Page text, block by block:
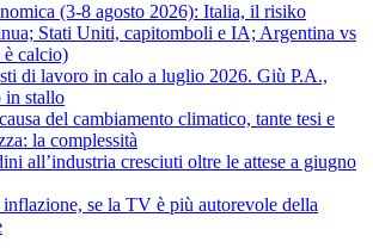
(3-8 agosto 2026): Italia, il risiko
Stati Uniti, capitomboli e IA; Argentina vs
è calcio)
di lavoro in calo a luglio 2026. Giù P.A.,
in stallo
del cambiamento climatico, tante tesi e
la complessità
all’industria cresciuti oltre le attese a giugno
se la TV è più autorevole della